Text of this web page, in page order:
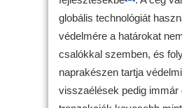
globális technológiát
védelmére a határokat
csalókkal szemben, és
naprakészen tartja
visszaélések pedig immár